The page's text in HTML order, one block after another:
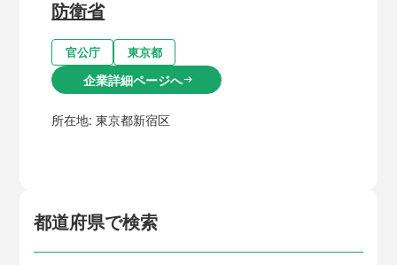
都道府県で検索
防衛省
官公庁 東京都
企業詳細ページへarrow_right_alt
所在地:東京都新宿区